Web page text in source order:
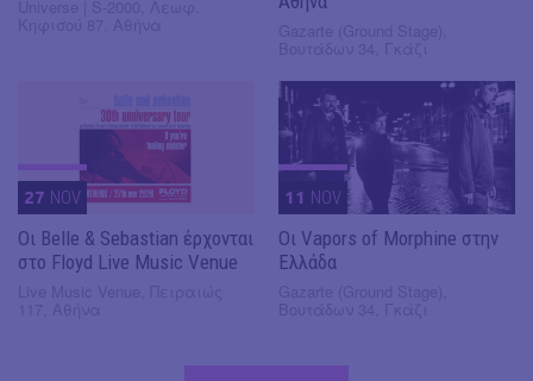
27 NOV
Οι Belle & Sebastian έρχονται
στο Floyd Live Music Venue
11 NOV
Οι Vapors of Morphine στην
Ελλάδα